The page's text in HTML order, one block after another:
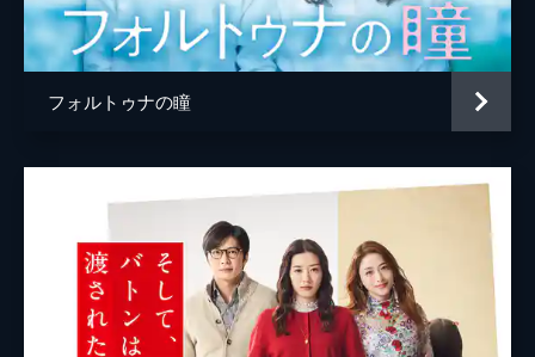
脚本 林民夫
原作 辺見じゅん
音楽
フォルトゥナの瞳